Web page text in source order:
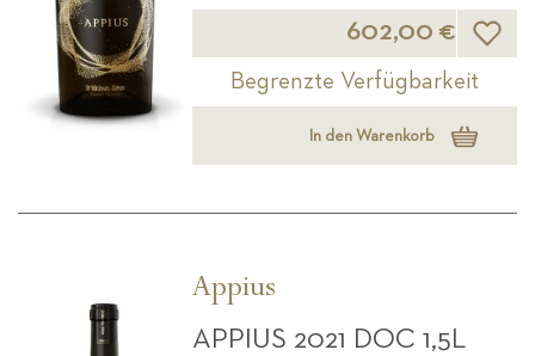
602,00 €
Begrenzte Verfügbarkeit
In den Warenkorb
Appius
APPIUS 2021 DOC 1,5L